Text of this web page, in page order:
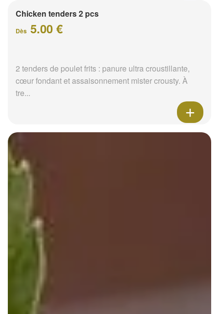
Chicken tenders 2 pcs
Dès 5.00 €
2 tenders de poulet frits : panure ultra croustillante,
cœur fondant et assaisonnement mister crousty. À
tre...